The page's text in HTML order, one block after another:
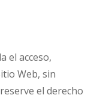
el acceso,
Web, sin
el derecho